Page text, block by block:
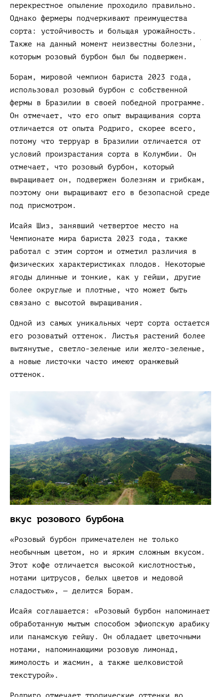
перекрестное опыление проходило правильно.
Однако фермеры подчеркивают преимущества
сорта: устойчивость и больщая урожайность.
Также на данный момент неизвестны болезни,
которым розовый бурбон был бы подвержен.
Борам, мировой чемпион бариста 2023 года,
использовал розовый бурбон с собственной
фермы в Бразилии в своей победной программе.
Он отмечает, что его опыт выращивания сорта
отличается от опыта Родриго, скорее всего,
потому что терруар в Бразилии отличается от
условий произрастания сорта в Колумбии. Он
отмечает, что розовый бурбон, который
выращивает он, подвержен болезням и грибкам,
поэтому они выращивают его в безопасной среде
под присмотром.
Исайя Шиз, занявший четвертое место на
Чемпионате мира бариста 2023 года, также
работал с этим сортом и отметил различия в
физических характеристиках плодов. Некоторые
ягоды длинные и тонкие, как у гейши, другие
более округлые и плотные, что может быть
связано с высотой выращивания.
Одной из самых уникальных черт сорта остается
его розоватый оттенок. Листья растений более
вытянутые, светло-зеленые или желто-зеленые,
а новые листочки часто имеют оранжевый
оттенок.
вкус розового бурбона
«Розовый бурбон примечателен не только
необычным цветом, но и ярким сложным вкусом.
Этот кофе отличается высокой кислотностью,
нотами цитрусов, белых цветов и медовой
сладостью», — делится Борам.
Исайя соглашается: «Розовый бурбон напоминает
обработанную мытым способом эфиопскую арабику
или панамскую гейшу. Он обладает цветочными
нотами, напоминающими розовую лимонад,
жимолость и жасмин, а также шелковистой
текстурой».